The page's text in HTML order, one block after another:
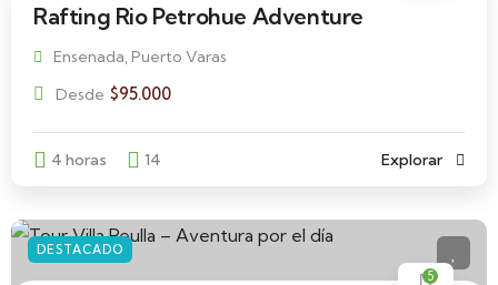
Rafting Rio Petrohue Adventure
Ensenada, Puerto Varas
Desde $95.000
4 horas 14 Explorar
DESTACADO
5